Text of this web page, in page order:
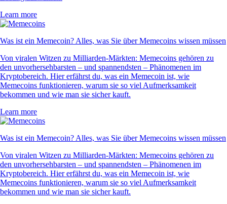
Learn more
Was ist ein Memecoin? Alles, was Sie über Memecoins wissen müssen
Von viralen Witzen zu Milliarden-Märkten: Memecoins gehören zu
den unvorhersehbarsten – und spannendsten – Phänomenen im
Kryptobereich. Hier erfährst du, was ein Memecoin ist, wie
Memecoins funktionieren, warum sie so viel Aufmerksamkeit
bekommen und wie man sie sicher kauft.
Learn more
Was ist ein Memecoin? Alles, was Sie über Memecoins wissen müssen
Von viralen Witzen zu Milliarden-Märkten: Memecoins gehören zu
den unvorhersehbarsten – und spannendsten – Phänomenen im
Kryptobereich. Hier erfährst du, was ein Memecoin ist, wie
Memecoins funktionieren, warum sie so viel Aufmerksamkeit
bekommen und wie man sie sicher kauft.